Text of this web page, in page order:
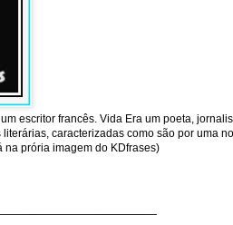
escritor francês. Vida Era um poeta,
caracterizadas como são por uma
na prória imagem do KDfrases)